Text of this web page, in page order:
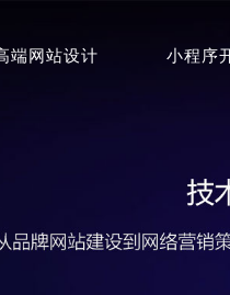
端网站设计 小程序